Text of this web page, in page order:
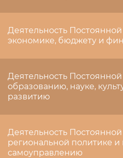
Деятельность
экономике, бюджету и
Деятельность
образованию, науке,
развитию
Деятельность
региональной политике
самоуправлению